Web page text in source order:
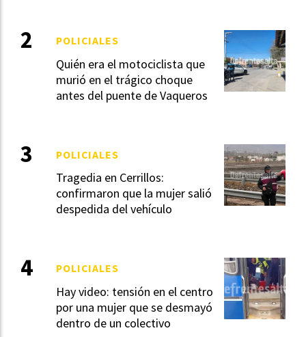
Quién era el motociclista que
murió en el trágico choque
antes del puente de Vaqueros
POLICIALES
Tragedia en Cerrillos:
confirmaron que la mujer salió
despedida del vehículo
POLICIALES
Hay video: tensión en el centro
por una mujer que se desmayó
dentro de un colectivo
POLICIALES